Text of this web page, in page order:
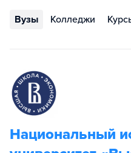
Вузы Колледжи
Национальный